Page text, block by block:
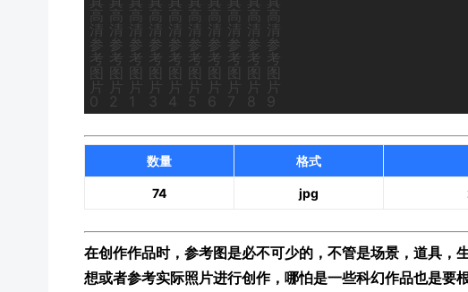
数量 格式
74 jpg
在创作作品时，参考图是必不可少的，不管是场景，道具，
想或者参考实际照片进行创作，哪怕是一些科幻作品也是要